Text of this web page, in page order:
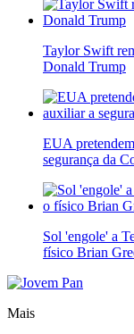
Taylor Swift
Donald Trump
EUA
segurança da
Sol 'engole' a
físico Brian
Mais